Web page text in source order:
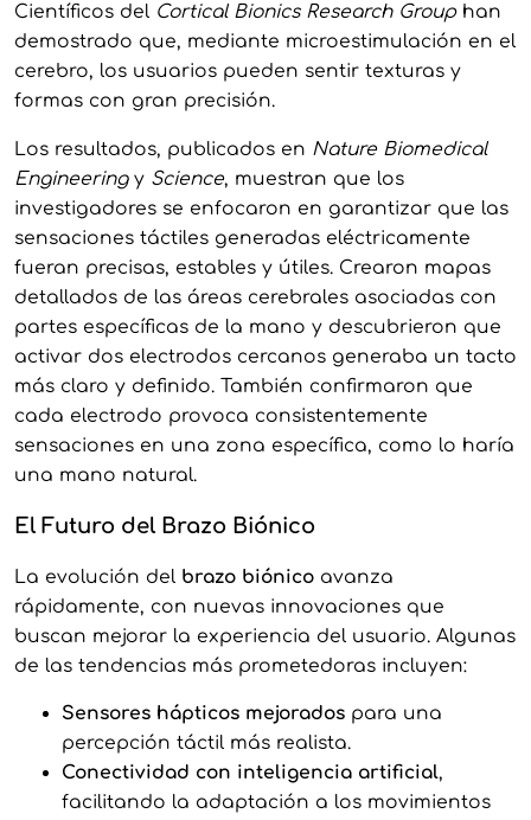
Científicos del Cortical Bionics Research Grouphan
demostrado que, mediante microestimulación en el
cerebro, los usuarios pueden sentir texturas y
formas con gran precisión.
Los resultados, publicados en Nature Biomedical
Engineeringy Science, muestran que los
investigadores se enfocaron en garantizar que las
sensaciones táctiles generadas eléctricamente
fueran precisas, estables y útiles. Crearon mapas
detallados de las áreas cerebrales asociadas con
partes específicas de la mano y descubrieron que
activar dos electrodos cercanos generaba un tacto
más claro y definido. También confirmaron que
cada electrodo provoca consistentemente
sensaciones en una zona específica, como lo haría
una mano natural.
El Futuro del Brazo Biónico
La evolución del brazo biónicoavanza
rápidamente, con nuevas innovaciones que
buscan mejorar la experiencia del usuario. Algunas
de las tendencias más prometedoras incluyen:
Sensores hápticos mejoradospara una
percepción táctil más realista.
Conectividad con inteligencia artificial,
facilitando la adaptación a los movimientos